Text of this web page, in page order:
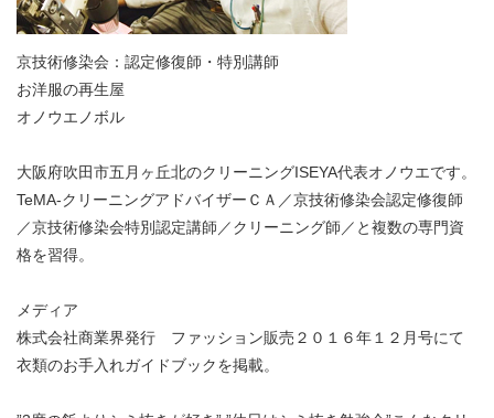
京技術修染会：認定修復師・特別講師
お洋服の再生屋
オノウエノボル
大阪府吹田市五月ヶ丘北のクリーニングISEYA代表オノウエです。
TeMA-クリーニングアドバイザーＣＡ／京技術修染会認定修復師
／京技術修染会特別認定講師／クリーニング師／と複数の専門資
格を習得。
メディア
株式会社商業界発行 ファッション販売２０１６年１２月号にて
衣類のお手入れガイドブックを掲載。